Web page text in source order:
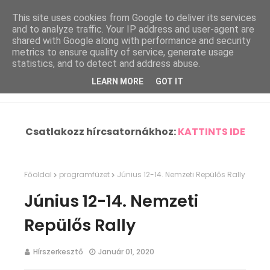
Csatlakozz hírcsatornákhoz:KATTINTS IDE
Főoldal programfüzet Június 12-14. Nemzeti Repülős Rally
Június 12-14. Nemzeti
Repülős Rally
Hírszerkesztő Január 01, 2020
This site uses cookies from Google to deliver its services
and to analyze traffic. Your IP address and user-agent are
shared with Google along with performance and security
metrics to ensure quality of service, generate usage
statistics, and to detect and address abuse.
LEARN MORE GOT IT